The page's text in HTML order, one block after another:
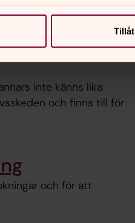
till dig som är
inte känns lika
och finns till för
och för att